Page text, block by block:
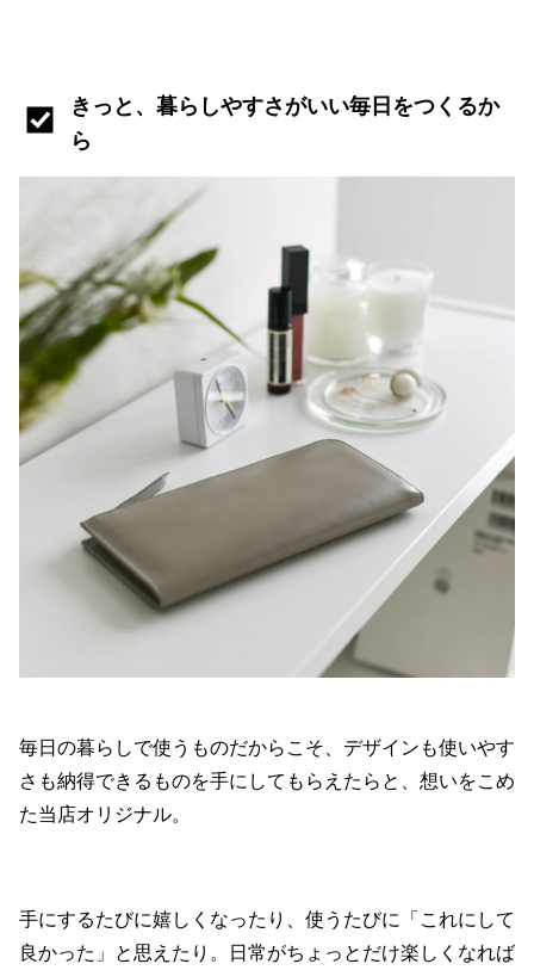
きっと、暮らしやすさがいい毎日をつくるか
ら
毎日の暮らしで使うものだからこそ、デザインも使いやす
さも納得できるものを手にしてもらえたらと、想いをこめ
た当店オリジナル。
手にするたびに嬉しくなったり、使うたびに「これにして
良かった」と思えたり。日常がちょっとだけ楽しくなれば